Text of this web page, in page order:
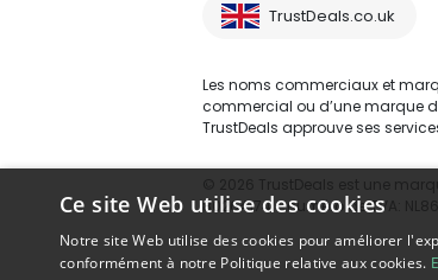
TrustDeals.co.uk
Les noms commerciaux et
commercial ou d’une marque
TrustDeals approuve ses
80264174 - numéro de TVA:
Ce site Web utilise des cookies
Notre site Web utilise des cookies pour améliorer
conformément à notre Politique relative aux cookies.